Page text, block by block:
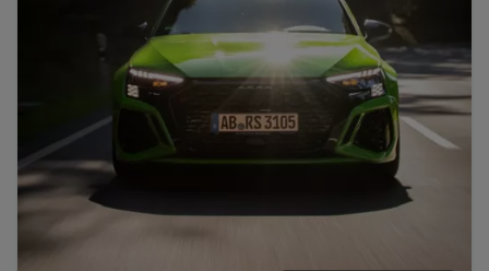
Range Rover Corvette